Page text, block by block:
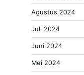
Agustus 2024
Juli 2024
Juni 2024
Mei 2024